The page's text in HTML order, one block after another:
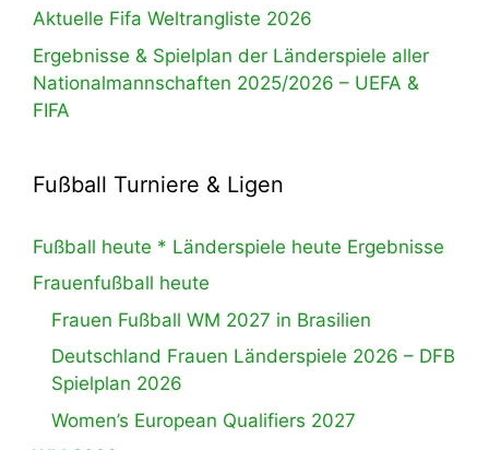
Aktuelle Fifa Weltrangliste 2026
Ergebnisse & Spielplan der Länderspiele aller
Nationalmannschaften 2025/2026 – UEFA &
FIFA
Fußball Turniere & Ligen
Fußball heute * Länderspiele heute Ergebnisse
Frauenfußball heute
Frauen Fußball WM 2027 in Brasilien
Deutschland Frauen Länderspiele 2026 – DFB
Spielplan 2026
Women’s European Qualifiers 2027